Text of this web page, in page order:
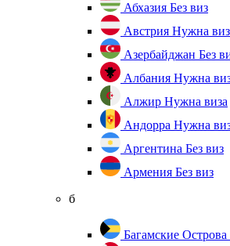
Абхазия Без виз
Австрия Нужна
Азербайджан Без
Албания Нужна
Алжир Нужна виза
Андорра Нужна
Аргентина Без виз
Армения Без виз
б
Багамские Острова